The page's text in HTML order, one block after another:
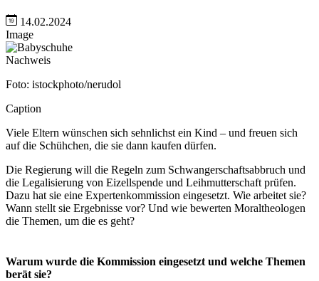
14.02.2024
Image
Nachweis
Foto: istockphoto/nerudol
Caption
Viele Eltern wünschen sich sehnlichst ein Kind – und freuen sich
auf die Schühchen, die sie dann kaufen dürfen.
Die Regierung will die Regeln zum Schwangerschaftsabbruch und
die Legalisierung von Eizellspende und Leihmutterschaft prüfen.
Dazu hat sie eine Expertenkommission eingesetzt. Wie arbeitet sie?
Wann stellt sie Ergebnisse vor? Und wie bewerten Moraltheologen
die Themen, um die es geht?
Warum wurde die Kommission eingesetzt und welche Themen
berät sie?